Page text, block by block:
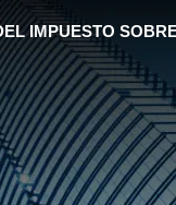
IMPUESTO